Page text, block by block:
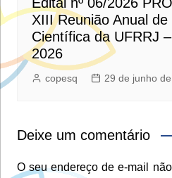
XIII Reunião Anual de
Científica da UFRRJ
2026
copesq 29 de junho
Deixe um comentário
O seu endereço de e-mail